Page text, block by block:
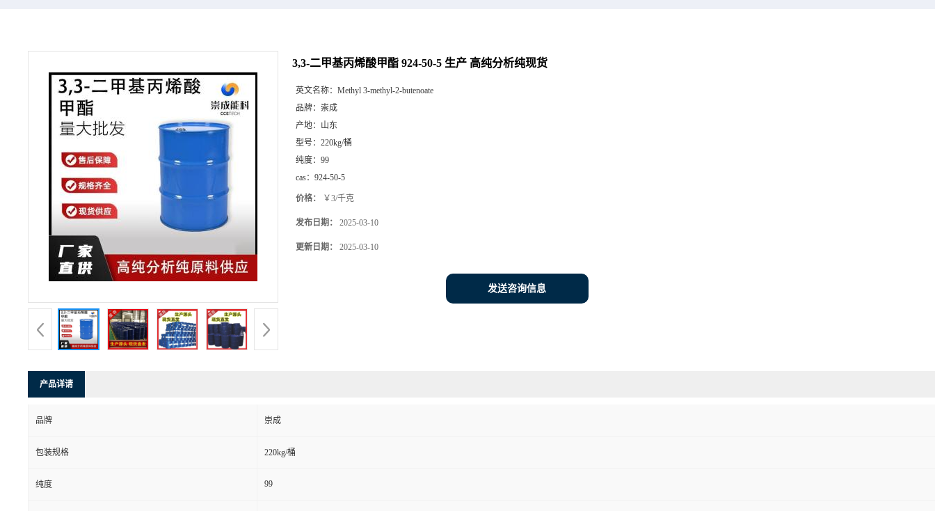
3,3-二甲基丙烯酸甲酯 924-50-5 生产 高纯分析纯现货
英文名称： Methyl 3-methyl-2-butenoate
品牌： 崇成
产地： 山东
型号： 220kg/桶
纯度： 99
cas： 924-50-5
价格： ￥3/千克
发布日期： 2025-03-10
更新日期： 2025-03-10
发送咨询信息
产品详请
品牌 崇成
包装规格 220kg/桶
纯度 99